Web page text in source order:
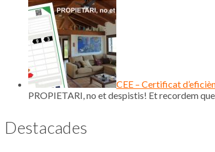
CEE – Certificat
PROPIETARI, no et despistis! Et recordem
Destacades